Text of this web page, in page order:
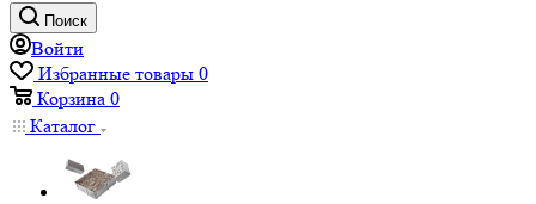
Поиск
Войти
Избранные товары 0
Корзина 0
Каталог